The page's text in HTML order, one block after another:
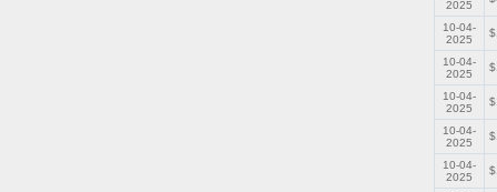
2025
10-04-
2025
10-04-
2025
10-04-
2025
10-04-
2025
10-04-
2025